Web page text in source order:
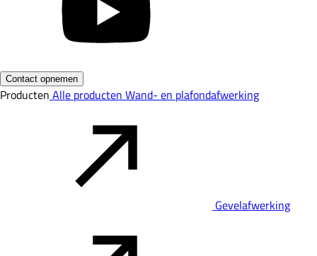
Contact opnemen
Producten Alle producten Wand- en plafondafwerking
Gevelafwerking